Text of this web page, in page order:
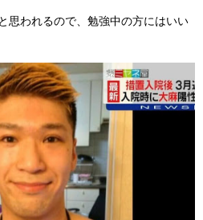
思われるので、勉強中の方にはいい